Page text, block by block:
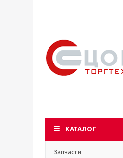
КАТАЛОГ
Запчасти